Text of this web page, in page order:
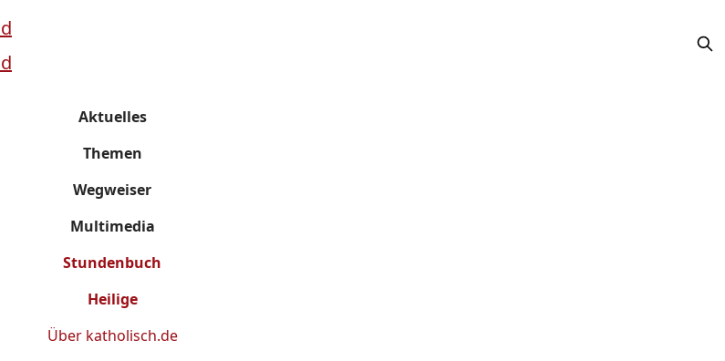
Aktuelles
Themen
Wegweiser
Multimedia
Stundenbuch
Heilige
Über katholisch.de